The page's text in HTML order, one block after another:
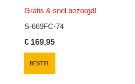
Gratis & snel bezorgd!
S-669FC-74
€ 169,95
BESTEL